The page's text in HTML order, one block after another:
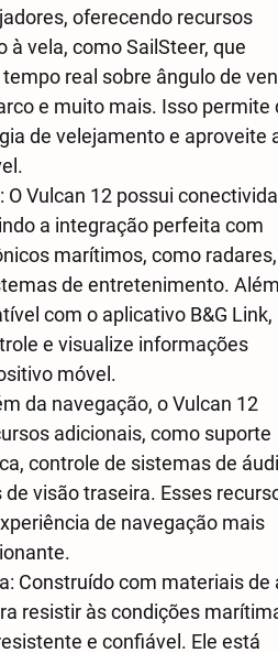
oferecendo recursos
à vela, como SailSteer, que
real sobre ângulo de
e muito mais. Isso permite
de velejamento e aproveite
Vulcan 12 possui
a integração perfeita com
marítimos, como radares,
de entretenimento. Além
com o aplicativo B&G Link,
e visualize informações
móvel.
da navegação, o Vulcan 12
adicionais, como suporte
controle de sistemas de
visão traseira. Esses
de navegação mais
Construído com materiais de
resistir às condições
e confiável. Ele está